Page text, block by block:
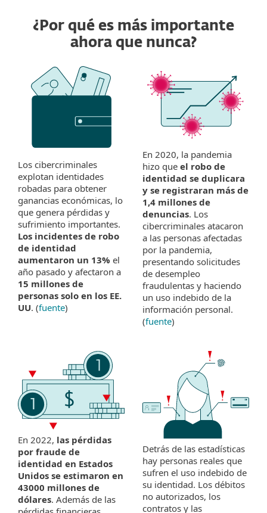
¿Por qué es más importante
ahora que nunca?
Los cibercriminales
explotan identidades
robadas para obtener
ganancias económicas, lo
que genera pérdidas y
sufrimiento importantes.
Los incidentes de robo
de identidad
aumentaron un 13% el
año pasado y afectaron a
15 millones de
personas solo en los EE.
UU. (fuente)
En 2020, la pandemia
hizo que el robo de
identidad se duplicara
y se registraran más de
1,4 millones de
denuncias. Los
cibercriminales atacaron
a las personas afectadas
por la pandemia,
presentando solicitudes
de desempleo
fraudulentas y haciendo
un uso indebido de la
información personal.
(fuente)
En 2022, las pérdidas
por fraude de
identidad en Estados
Unidos se estimaron en
43000 millones de
dólares. Además de las
Detrás de las estadísticas
hay personas reales que
sufren el uso indebido de
su identidad. Los débitos
no autorizados, los
contratos y las